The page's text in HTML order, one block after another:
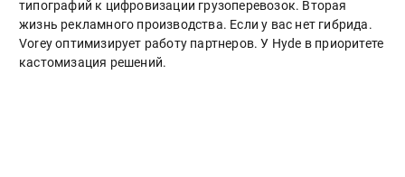
типографий к цифровизации грузоперевозок. Вторая
жизнь рекламного производства. Если у вас нет гибрида.
Vorey оптимизирует работу партнеров. У Hyde в приоритете
кастомизация решений.